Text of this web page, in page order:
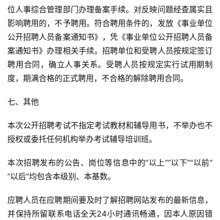
位人事综合管理部门办理备案手续。对反映问题经查属实且
影响聘用的，不予聘用。符合聘用条件的，发放《事业单位
公开招聘人员备案通知书》，凭《事业单位公开招聘人员备
案通知书》办理相关手续。招聘单位和受聘人员按规定签订
聘用合同，确立人事关系。受聘人员按规定实行试用期制
度，期满合格的正式聘用，不合格的解除聘用合同。
七、其他
本次公开招聘考试不指定考试教材和辅导用书，不举办也不
授权或委托任何机构举办考试辅导培训班。
本次招聘发布的公告、岗位等信息中的“以上”“以下”“以前”
“以后”均包含本级别、本基数。
应聘人员在应聘期间要及时了解招聘网站发布的最新信息，
并保持所留联系电话全天24小时通讯畅通，因本人原因错